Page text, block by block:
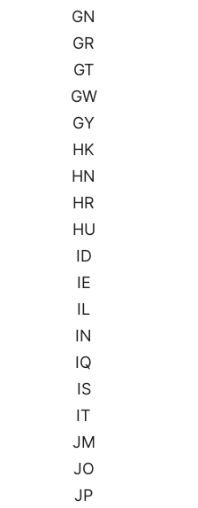
GN
GR
GT
GW
GY
HK
HN
HR
HU
ID
IE
IL
IN
IQ
IS
IT
JM
JO
JP